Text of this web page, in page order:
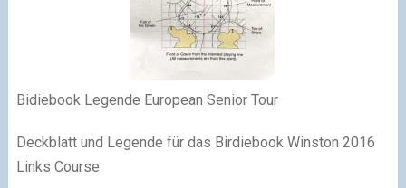
Bidiebook Legende European Senior Tour
Deckblatt und Legende für das Birdiebook Winston 2016
Links Course